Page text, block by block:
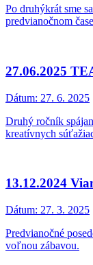
Po druhýkrát sme
predvianočnom
27.06.2025
Dátum: 27. 6. 2025
Druhý ročník
kreatívnych
13.12.2024
Dátum: 27. 3. 2025
Predvianočné
voľnou zábavou.